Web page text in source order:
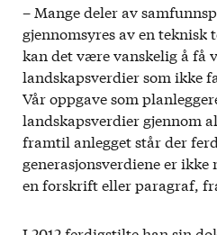
– Mange deler av
gjennomsyres av en teknisk
kan det være vanskelig å få
landskapsverdier som ikke
Vår oppgave som
landskapsverdier gjennom
framtil anlegget står der
generasjonsverdiene er
en forskrift eller paragraf,